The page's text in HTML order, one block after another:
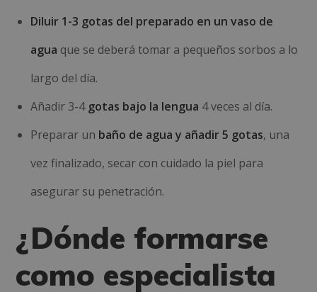
Diluir 1-3 gotas del preparado en un vaso de
agua que se deberá tomar a pequeños sorbos a lo
largo del día.
Añadir 3-4 gotas bajo la lengua 4 veces al día.
Preparar un baño de agua y añadir 5 gotas, una
vez finalizado, secar con cuidado la piel para
asegurar su penetración.
¿Dónde formarse
como especialista